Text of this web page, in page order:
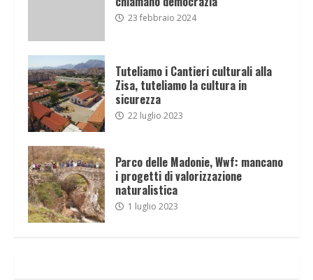
23 febbraio 2024
Tuteliamo i Cantieri culturali alla
Zisa, tuteliamo la cultura in
sicurezza
22 luglio 2023
Parco delle Madonie, Wwf: mancano
i progetti di valorizzazione
naturalistica
1 luglio 2023